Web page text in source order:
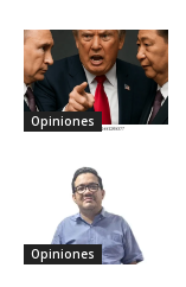
Opiniones
Opiniones